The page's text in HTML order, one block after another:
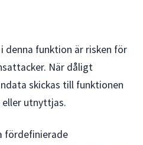
denna funktion är risken för
När dåligt
skickas till funktionen
eller utnyttjas.
fördefinierade